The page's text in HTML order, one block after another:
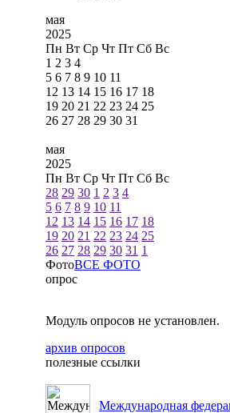
мая
2025
Пн Вт Ср Чт Пт Сб Вс
1 2 3 4
5 6 7 8 9 10 11
12 13 14 15 16 17 18
19 20 21 22 23 24 25
26 27 28 29 30 31
мая
2025
Пн Вт Ср Чт Пт Сб Вс
28 29 30 1 2 3 4
5 6 7 8 9 10 11
12 13 14 15 16 17 18
19 20 21 22 23 24 25
26 27 28 29 30 31 1
ФотоВСЕ ФОТО
опрос
Модуль опросов не установлен.
архив опросов
полезные ссылки
Международная